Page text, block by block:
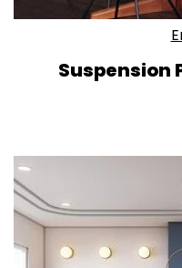
Suspension